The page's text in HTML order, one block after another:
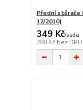
Přední stěrače
12/2010)
349 Kč/sada
288 Kč bez DPH